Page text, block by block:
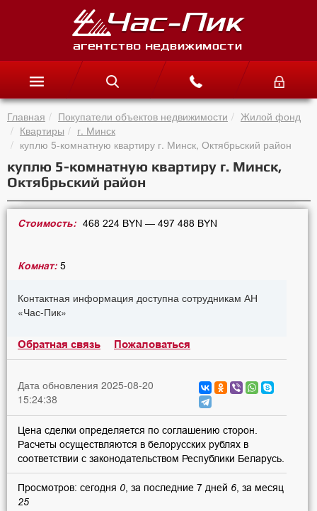
Главная Покупатели объектов недвижимости
Жилой фонд
Квартиры
г. Минск
куплю 5-комнатную квартиру г. Минск, Октябрьский район
куплю 5-комнатную квартиру г. Минск,
Октябрьский район
Стоимость: 468 224 BYN — 497 488 BYN
Комнат: 5
Контактная информация доступна сотрудникам АН
«Час-Пик»
Обратная связь Пожаловаться
Дата обновления 2025-08-20
15:24:38
Цена сделки определяется по соглашению сторон.
Расчеты осуществляются в белорусских рублях в
соответствии с законодательством Республики Беларусь.
Просмотров: сегодня 0 , за последние 7 дней 6 , за месяц
25